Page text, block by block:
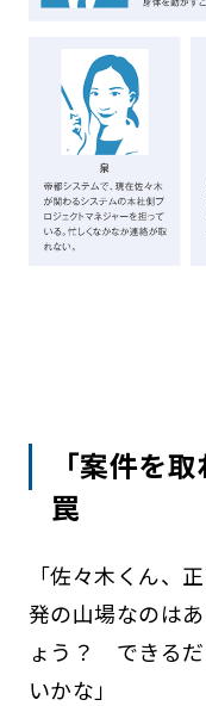
「案件を
罠
「佐々木くん、
発の山場なのは
ょう？ できるだ
いかな」